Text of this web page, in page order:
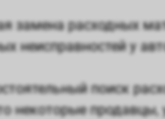
замена расходных
неисправностей у
поиск
некоторые